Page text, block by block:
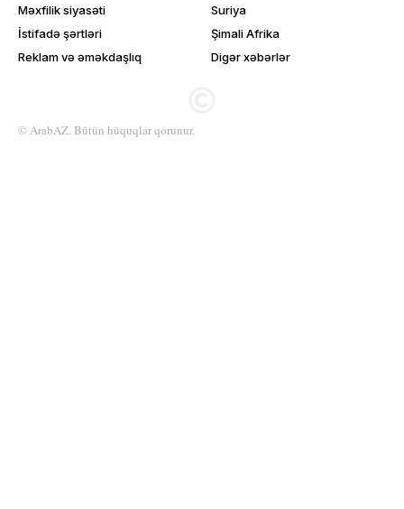
Məxfilik siyasəti
İstifadə şərtləri
Reklam və əməkdaşlıq
Suriya
Şimali Afrika
Digər xəbərlər
© ArabAZ. Bütün hüquqlar qorunur.